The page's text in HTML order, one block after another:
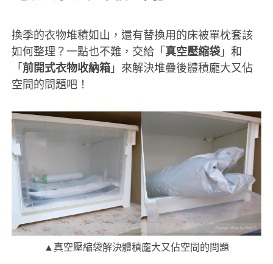
換季的衣物堆積如山，還有替換用的床被單枕套該
如何整理？一點也不難，交給「 真空壓縮袋」和
「 前開式衣物收納箱 」來解決堆疊後體積龐大又佔
空間的問題吧！
▲真空壓縮袋解決體積龐大又佔空間的問題